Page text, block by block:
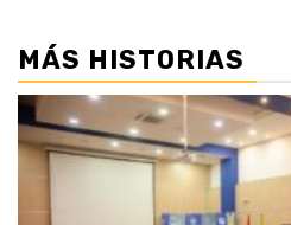
MÁS HISTORIAS